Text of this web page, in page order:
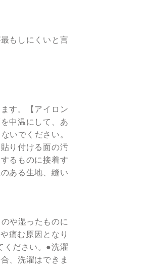
もしにくいと言
す。【アイロン
中温にして、あ
いでください。
り付ける面の汚
るものに接着す
ある生地、縫い
や湿ったものに
痛む原因となり
ください。●洗濯
、洗濯はできま